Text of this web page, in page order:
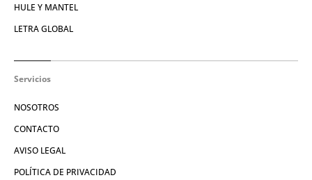
HULE Y MANTEL
LETRA GLOBAL
Servicios
NOSOTROS
CONTACTO
AVISO LEGAL
POLÍTICA DE PRIVACIDAD